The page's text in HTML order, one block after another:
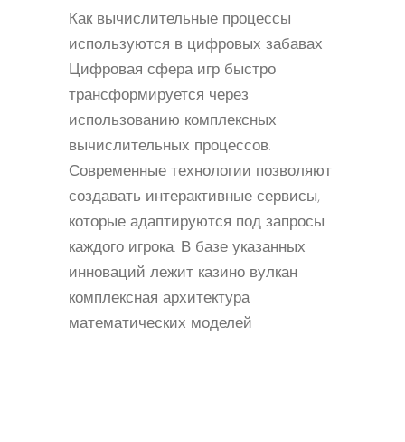
Как вычислительные процессы
используются в цифровых забавах
Цифровая сфера игр быстро
трансформируется через
использованию комплексных
вычислительных процессов.
Современные технологии позволяют
создавать интерактивные сервисы,
которые адаптируются под запросы
каждого игрока. В базе указанных
инноваций лежит казино вулкан -
комплексная архитектура
математических моделей